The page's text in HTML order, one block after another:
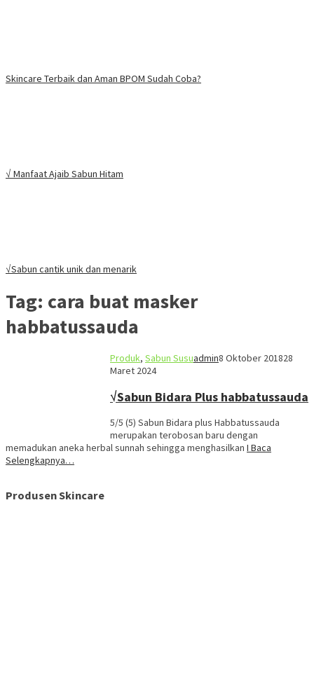
Skincare Terbaik dan Aman BPOM Sudah Coba?
√ Manfaat Ajaib Sabun Hitam
√Sabun cantik unik dan menarik
Tag: cara buat masker
habbatussauda
Produk, Sabun Susuadmin8 Oktober 201828
Maret 2024
√Sabun Bidara Plus habbatussauda
5/5 (5) Sabun Bidara plus Habbatussauda
merupakan terobosan baru dengan
memadukan aneka herbal sunnah sehingga menghasilkan I Baca
Selengkapnya…
Produsen Skincare